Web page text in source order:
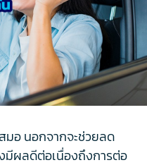
มอ นอกจากจะช่วยลด
มีผลดีต่อเนื่องถึงการต่อ